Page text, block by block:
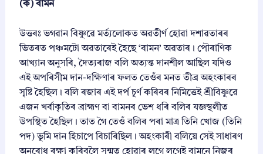
(ক) বামন
উত্তৰঃ ভগৱান বিষ্ণুৱে মৰ্ত্যলোকত অৱতীৰ্ণ হোৱা দশাৱতাৰৰ
ভিতৰত পঞ্চমটো অৱতাৰেই হৈছে ‘বামন’ অৱতাৰ। পৌৰাণিক
আখ্যান অনুসৰি, দৈত্যৰাজ বলি অত্যন্ত দানশীল আছিল যদিও
এই অপৰিসীম দান-দক্ষিণাৰ ফলত তেওঁৰ মনত তীব্ৰ অহংকাৰৰ
সৃষ্টি হৈছিল। বলি ৰজাৰ এই দৰ্প চূৰ্ণ কৰিবৰ নিমিত্তেই শ্ৰীবিষ্ণুৱে
এজন খৰ্বাকৃতিৰ ব্ৰাহ্মণ বা বামনৰ ভেশ ধৰি বলিৰ যজ্ঞস্থলীত
উপস্থিত হৈছিল। তাত গৈ তেওঁ বলিৰ পৰা মাত্ৰ তিনি খোজ (তিনি
পদ) ভূমি দান হিচাপে বিচাৰিছিল। অহংকাৰী বলিয়ে সেই সাধাৰণ
অনুৰোধ ৰক্ষা কৰিবলৈ সন্মত হোৱাৰ লগে লগেই বামনে নিজৰ